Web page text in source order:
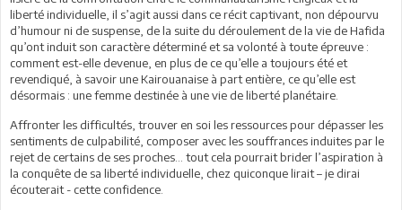
liberté individuelle, il s’agit aussi dans ce récit captivant, non dépourvu
d’humour ni de suspense, de la suite du déroulement de la vie de Hafida
qu’ont induit son caractère déterminé et sa volonté à toute épreuve :
comment est-elle devenue, en plus de ce qu’elle a toujours été et
revendiqué, à savoir une Kairouanaise à part entière, ce qu’elle est
désormais : une femme destinée à une vie de liberté planétaire.
Affronter les difficultés, trouver en soi les ressources pour dépasser les
sentiments de culpabilité, composer avec les souffrances induites par le
rejet de certains de ses proches… tout cela pourrait brider l’aspiration à
la conquête de sa liberté individuelle, chez quiconque lirait – je dirai
écouterait - cette confidence.